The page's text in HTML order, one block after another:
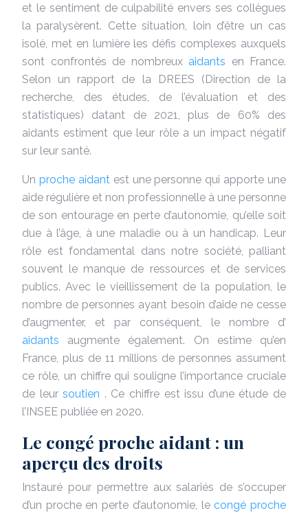
et le sentiment de culpabilité envers ses collègues
la paralysèrent. Cette situation, loin d’être un cas
isolé, met en lumière les défis complexes auxquels
sont confrontés de nombreux aidants en France.
Selon un rapport de la DREES (Direction de la
recherche, des études, de l’évaluation et des
statistiques) datant de 2021, plus de 60% des
aidants estiment que leur rôle a un impact négatif
sur leur santé.
Un proche aidant est une personne qui apporte une
aide régulière et non professionnelle à une personne
de son entourage en perte d’autonomie, qu’elle soit
due à l’âge, à une maladie ou à un handicap. Leur
rôle est fondamental dans notre société, palliant
souvent le manque de ressources et de services
publics. Avec le vieillissement de la population, le
nombre de personnes ayant besoin d’aide ne cesse
d’augmenter, et par conséquent, le nombre d’
aidants augmente également. On estime qu’en
France, plus de 11 millions de personnes assument
ce rôle, un chiffre qui souligne l’importance cruciale
de leursoutien . Ce chiffre est issu d’une étude de
l’INSEE publiée en 2020.
Le congé proche aidant : un
aperçu des droits
Instauré pour permettre aux salariés de s’occuper
d’un proche en perte d’autonomie, lecongé proche